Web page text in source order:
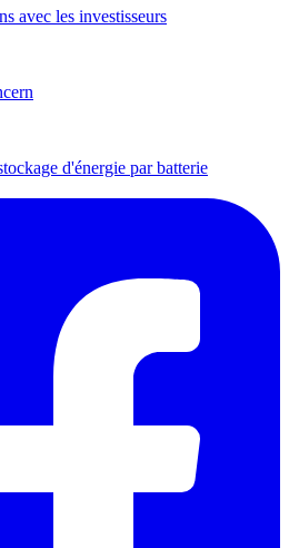
avec les investisseurs
d'énergie par batterie